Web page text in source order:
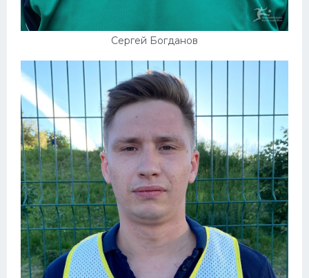
Сергей Богданов